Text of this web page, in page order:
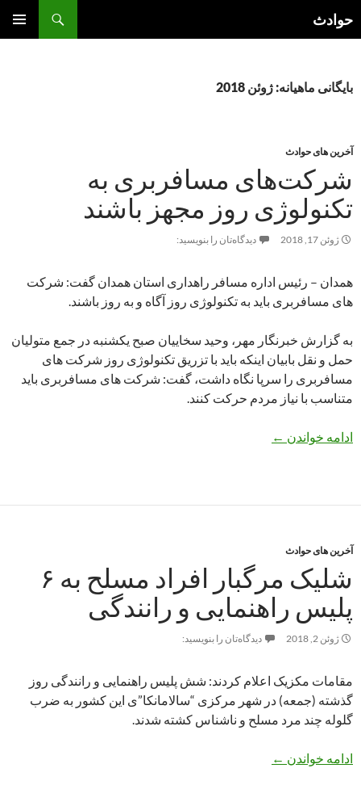
بهحوادث
بایگانی ماهیانه: ژوئن 2018
آخرین های حوادث
شرکت‌های مسافربری به
تکنولوژی روز مجهز باشند
ژوئن 17, 2018 دیدگاه‌تان را بنویسید:
همدان – رئیس اداره مسافر راهداری استان همدان گفت: شرکت
های مسافربری باید به تکنولوژی روز آگاه و به روز باشند.
به گزارش خبرنگار مهر، وحید سخاییان صبح یکشنبه در جمع متولیان
حمل و نقل بابیان اینکه باید با تزریق تکنولوژی روز شرکت های
مسافربری را سرپا نگاه داشت، گفت: شرکت های مسافربری باید
متناسب با نیاز مردم حرکت کنند.
ادامه خواندن شرکت‌های مسافربری به تکنولوژی روز مجهز باشند
←
آخرین های حوادث
شلیک مرگبار افراد مسلح به ۶
پلیس راهنمایی و رانندگی
ژوئن 2, 2018 دیدگاه‌تان را بنویسید:
مقامات مکزیک اعلام کردند: شش پلیس راهنمایی و رانندگی روز
گذشته (جمعه) در شهر مرکزی “سالامانکا”ی این کشور به ضرب
گلوله چند مرد مسلح و ناشناس کشته شدند.
ادامه خواندن شلیک مرگبار افراد مسلح به ۶ پلیس راهنمایی و رانندگی
←